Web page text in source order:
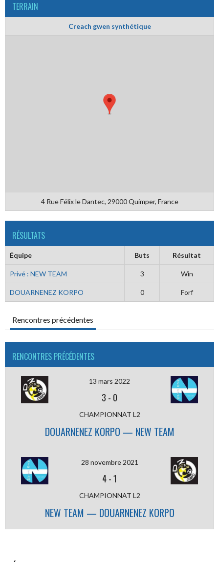
TERRAIN
Creach gwen synthétique
4 Rue Félix le Dantec, 29000 Quimper, France
RÉSULTATS
Équipe Buts Résultat
Privé : NEW TEAM 3 Win
DOUARNENEZ KORPO 0 Forf
Rencontres précédentes
RENCONTRES PRÉCÉDENTES
13 mars 2022
3 - 0
CHAMPIONNAT L2
DOUARNENEZ KORPO — NEW TEAM
28 novembre 2021
4-1
CHAMPIONNAT L2
NEW TEAM — DOUARNENEZ KORPO